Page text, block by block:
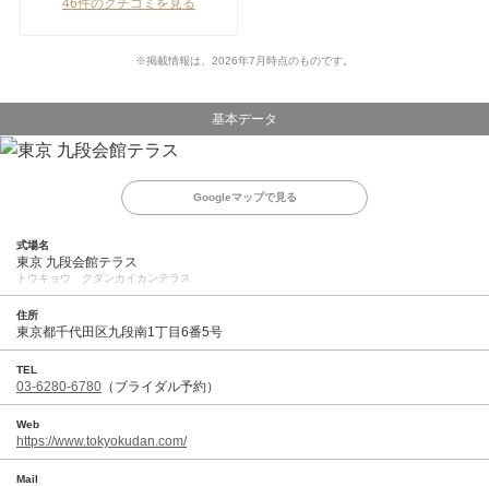
※掲載情報は、2026年7月時点のものです。
基本データ
Googleマップで見る
式場名
東京 九段会館テラス
トウキョウ クダンカイカンテラス
住所
東京都千代田区九段南1丁目6番5号
TEL
03-6280-6780 （ブライダル予約）
Web
https://www.tokyokudan.com/
Mail